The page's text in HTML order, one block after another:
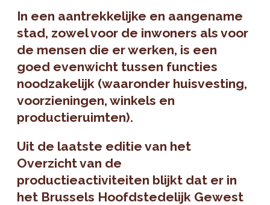
In een aantrekkelijke en aangename
stad, zowel voor de inwoners als voor
de mensen die er werken, is een
goed evenwicht tussen functies
noodzakelijk (waaronder huisvesting,
voorzieningen, winkels en
productieruimten).
Uit de laatste editie van het
Overzicht van de
productieactiviteiten blijkt dat er in
het Brussels Hoofdstedelijk Gewest